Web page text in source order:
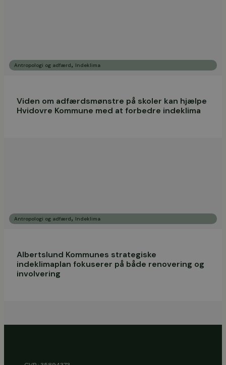
Antropologi og adfærd, Indeklima
Viden om adfærdsmønstre på skoler kan hjælpe
Hvidovre Kommune med at forbedre indeklima
Antropologi og adfærd, Indeklima
Albertslund Kommunes strategiske
indeklimaplan fokuserer på både renovering og
involvering